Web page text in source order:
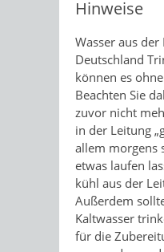
Hinweise
Wasser aus
Deutschland
können es
Beachten Sie
zuvor nicht
in der Leitung
allem morgens
etwas laufen
kühl aus der
Außerdem
Kaltwasser
für die